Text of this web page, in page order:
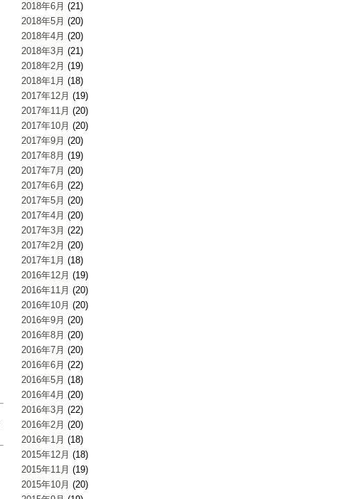
2018年6月 (21)
2018年5月 (20)
2018年4月 (20)
2018年3月 (21)
2018年2月 (19)
2018年1月 (18)
2017年12月 (19)
2017年11月 (20)
2017年10月 (20)
2017年9月 (20)
2017年8月 (19)
2017年7月 (20)
2017年6月 (22)
2017年5月 (20)
2017年4月 (20)
2017年3月 (22)
2017年2月 (20)
2017年1月 (18)
2016年12月 (19)
2016年11月 (20)
2016年10月 (20)
2016年9月 (20)
2016年8月 (20)
2016年7月 (20)
2016年6月 (22)
2016年5月 (18)
2016年4月 (20)
2016年3月 (22)
2016年2月 (20)
2016年1月 (18)
2015年12月 (18)
2015年11月 (19)
2015年10月 (20)